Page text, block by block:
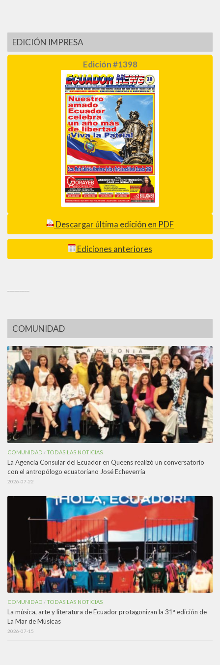
EDICIÓN IMPRESA
Edición #1398
Descargar última edición en PDF
Ediciones anteriores
COMUNIDAD
COMUNIDAD /TODAS LAS NOTICIAS
La Agencia Consular del Ecuador en Queens realizó un conversatorio
con el antropólogo ecuatoriano José Echeverría
2026-07-22
COMUNIDAD /TODAS LAS NOTICIAS
La música, arte y literatura de Ecuador protagonizan la 31ª edición de
La Mar de Músicas
2026-07-15